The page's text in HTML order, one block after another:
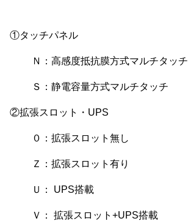
①タッチパネル
Ｎ：高感度抵抗膜方式マルチタッチ
Ｓ：静電容量方式マルチタッチ
②拡張スロット・UPS
０：拡張スロット無し
Ｚ：拡張スロット有り
Ｕ： UPS搭載
Ｖ： 拡張スロット+UPS搭載